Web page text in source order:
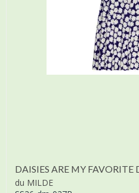
DAISIES ARE MY
du MILDE